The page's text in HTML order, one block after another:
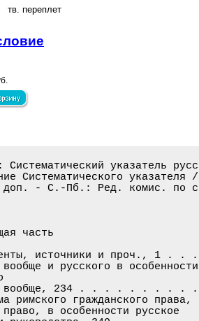
тв. переплет
. . . . . . . . 49
в) Полное собрание законов. Свод законов. Продолжение и указатели, 942 . . . .52
г) Издания гражданских законов (т. Х ч. 1), с дополнениями из других законов
и с разъяснениями, 987 . . . . . . . . . . . . . . . . . . . . . . . . . . . .54
д) Торговые законы, 1023 . . . . . . . . . . . . . . . . . . . . . . . . . . .57
е) Духовные законы, 1039 . . . . . . . . . . . . . . . . . . . . . . . . . . .58
3. Местные гражданские законы
а) Местные законы вообще, 1100 . . . . . . . . . . . . . . . . . . . . . . . .62
б) Польские законы, 1106 . . . . . . . . . . . . . . . . . . . . . . . . . . .62
в) Остзейские (Прибалтийские) законы, 1131 . . . . . . . . . . . . . . . . . .64
г) Финляндские законы, 1146 . . . . . . . . . . . . . . . . . . . . . . . . . 65
д) Малороссийские законы (Черниговская и Полтавская губернии). Литовский
Статут. Мазовецкое и магдебургское право, 1156 . . . . . . . . . . . . . . . .65
е) Бессарабские законы, 1197 . . . . . . . . . . . . . . . . . . . . . . . . .68
ж) Кавказские законы, 1209 . . . . . . . . . . . . . . . . . . . . . . . . . .68
з) Степные законы, 1232 . . . . . . . . . . . . . . . . . . . . . . . . . . . 70
4) Законы иноплеменных народов
а) Еврейские законы, 1240 . . . . . . . . . . . . . . . . . . . . . . . . . . 70
б) Мусульманские законы, 1267 . . . . . . . . . . . . . . . . . . . . . . . . 71
Б. Обычай
1. Общее учение. История. Обычай и закон. Применение обычаев, 1293 . . . . . .73
2. Собирание обычаев. Программы для их собирания, 1394 . . . . . . . . . . . .77
3. Сборники обычаев. Решения волостных судов. Юридические пословицы, 1429 . . 78
4. Обычаи разных местностей и народностей, 1487 . . . . . . . . . . . . . . . 82
5. Разработка обычаев. Торговые обычаи, 1588 . . . . . . . . . . . . . . . . .87
В. Судебная практика
1. Решения судебных мест прежнего и нынешнего устройства, 1638 . . . . . . . .90
2. Кассационная практика, 1691 . . . . . . . . . . . . . . . . . . . . . . . .94
VII. Законодательство и кодификация гражданского права
1. Общее учение, 1785 . . . . . . . . . . . . . . . . . . . . . . . . . . . .101
2. Законодательство в иностранных государствах
а) В древней Греции, Англии и Америке, 1804 . . . . . . . . . . . . . . . . .102
б) Во Франции, Бельгии, Швейцарии и Италии, 1817 . . . . . . . . . . . . . . 103
в) В Швеции, Германии, Австрии и Венгрии, 1831 . . . . . . . . . . . . . . . 103
г) В Юго-славянских государствах, в Черногории, Китае, Японии и Индии, 1862 .105
3. Законодательство в России вообще, 1895 . . . . . . . . . . . . . . . . . .107
4. Екатерининская законодательная комиссия, 1914 . . . . . . . . . . . . . . 108
5. Комиссия составления законов. Проекты гражданского и торгового уложений
1809 г., 1942 . . . . . . . . . . . . . . . . . . . . . . . . . . . . . . . .110
6. Кодификация Полного собрания и Свода законов, 1957 . . . . . . . . . . . .111
7. Дальнейшее развитие вопроса о кодификации. Законодательство церковное,
торговое и местное ­ в Польше, Остзейском крае и проч., 1980 . . . . . . . . 112
8. Комитет и Редакционная комиссия 1882 г. по составлению проекта
гражданского уложения
а) Общие сведения. Недостатки действующих гражданских законов, 2027 . . . . .114
б) Предмет и система гражданского уложения; отношение его к обычному праву,
2095 . . . . . . . . . . . . . . . . . . . . . . . . . . . . . . . . . . . . 117
в) Издание общего гражданского уложения, с отменою местных законов
и включением в него торговых законов, 2112 . . . . . . . . . . . . . . . . . 118
VIII. Библиография вообще и юридическая в особенности, 2140 . . . . . . . . .120
Книга вторая. Право лиц
I. Гражданские права лиц вообще
А. Лица физические
1. Общие права лиц. Условия и ограничения правоспособности, 2312 . . . . . . 131
2. Права лиц по различию пола,